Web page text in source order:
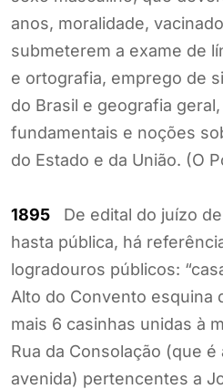
anos, moralidade,
submeterem a exame de
e ortografia, emprego de
do Brasil e geografia
fundamentais e noções
do Estado e da União. (O
1895 De edital do juízo
hasta pública, há
logradouros públicos:
Alto do Convento esquina
mais 6 casinhas unidas à
Rua da Consolação (que
avenida) pertencentes a